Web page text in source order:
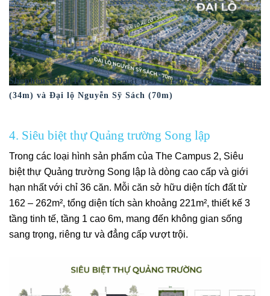
Shophouse Đại lộ có vị trí mặt tiền Đại lộ Âu Cơ
(34m) và Đại lộ Nguyễn Sỹ Sách (70m)
4. Siêu biệt thự Quảng trường Song lập
Trong các loại hình sản phẩm của The Campus 2, Siêu
biệt thự Quảng trường Song lập là dòng cao cấp và giới
hạn nhất với chỉ 36 căn. Mỗi căn sở hữu diện tích đất từ
162 – 262m², tổng diện tích sàn khoảng 221m², thiết kế 3
tầng tinh tế, tầng 1 cao 6m, mang đến không gian sống
sang trọng, riêng tư và đẳng cấp vượt trội.